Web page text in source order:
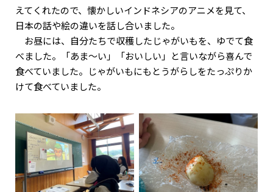
えてくれたので、懐かしいインドネシアのアニメを見て、
日本の話や絵の違いを話し合いました。
お昼には、自分たちで収穫したじゃがいもを、ゆでて食
べました。「あま～い」「おいしい」と言いながら喜んで
食べていました。じゃがいもにもとうがらしをたっぷりか
けて食べていました。